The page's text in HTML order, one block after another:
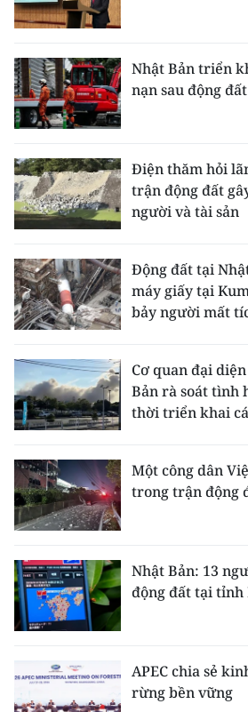
Nhật Bản triển
nạn sau động đất
Điện thăm hỏi
trận động đất
người và tài sản
Động đất tại
máy giấy tại
bảy người mất
Cơ quan đại
Bản rà soát tình
thời triển khai
Một công dân
trong trận động
Nhật Bản: 13
động đất tại tỉnh
APEC chia sẻ
rừng bền vững